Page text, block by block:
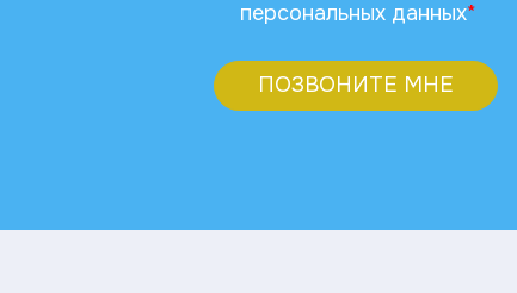
персональных данных*
ПОЗВОНИТЕ МНЕ